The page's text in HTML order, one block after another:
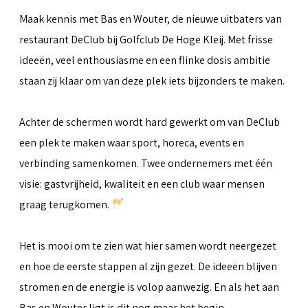
Maak kennis met Bas en Wouter, de nieuwe uitbaters van
restaurant DeClub bij Golfclub De Hoge Kleij. Met frisse
ideeën, veel enthousiasme en een flinke dosis ambitie
staan zij klaar om van deze plek iets bijzonders te maken.
Achter de schermen wordt hard gewerkt om van DeClub
een plek te maken waar sport, horeca, events en
verbinding samenkomen. Twee ondernemers met één
visie: gastvrijheid, kwaliteit en een club waar mensen
graag terugkomen.
Het is mooi om te zien wat hier samen wordt neergezet
en hoe de eerste stappen al zijn gezet. De ideeën blijven
stromen en de energie is volop aanwezig. En als het aan